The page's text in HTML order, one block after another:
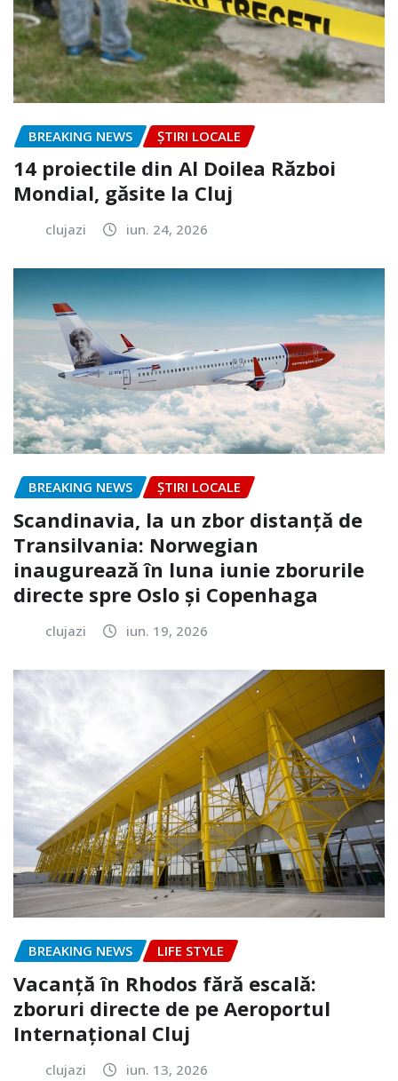
BREAKING NEWS ȘTIRI LOCALE
14 proiectile din Al Doilea Război
Mondial, găsite la Cluj
clujazi iun. 24, 2026
BREAKING NEWS ȘTIRI LOCALE
Scandinavia, la un zbor distanță de
Transilvania: Norwegian
inaugurează în luna iunie zborurile
directe spre Oslo și Copenhaga
clujazi iun. 19, 2026
BREAKING NEWS LIFE STYLE
Vacanță în Rhodos fără escală:
zboruri directe de pe Aeroportul
Internațional Cluj
clujazi iun. 13, 2026